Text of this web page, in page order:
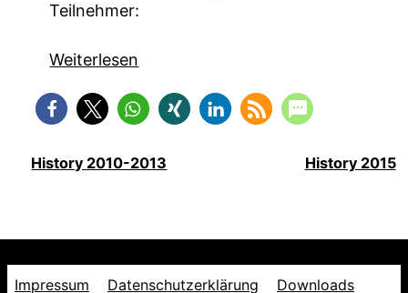
Teilnehmer:
Weiterlesen
History 2010-2013 History 2015
Impressum Datenschutzerklärung Downloads